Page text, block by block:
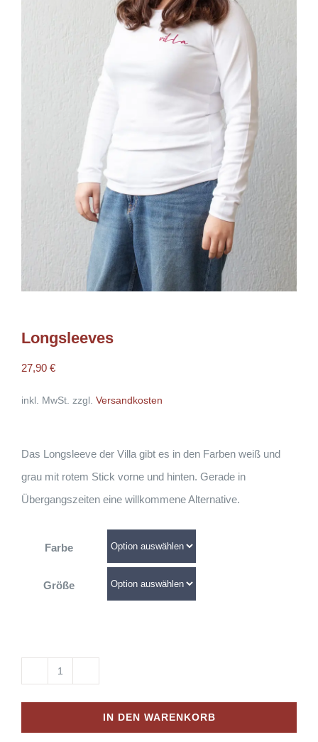
Longsleeves
27,90 €
inkl. MwSt. zzgl. Versandkosten
Das Longsleeve der Villa gibt es in den Farben weiß und
grau mit rotem Stick vorne und hinten. Gerade in
Übergangszeiten eine willkommene Alternative.
Farbe
Größe
Menge
IN DEN WARENKORB